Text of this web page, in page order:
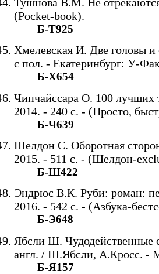
(Pocket-book).
Б-Т925
Хмелевская И. Две головы и
с пол. - Екатеринбург: У-
Б-Х654
Чипчайссара О. 100 лучших
2014. - 240 с. - (Просто,
Б-Ч639
Шелдон С. Оборотная
2015. - 511 с. - (Шелдон-
Б-Ш422
Эндрюс В.К. Руби: роман:
2016. - 542 с. - (Азбука-
Б-Э648
Ябсли Ш. Чудодейственные
англ. / Ш.Ябсли, А.Кросс. -
Б-Я157